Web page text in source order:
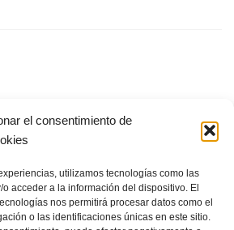
el consentimiento de
utilizamos tecnologías como las
acceder a la información del dispositivo. El
nos permitirá procesar datos como el
o las identificaciones únicas en este sitio.